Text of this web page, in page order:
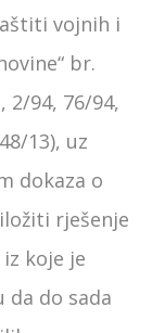
vojnih i
br.
2/94, 76/94,
13), uz
dokaza o
rješenje
koje je
do sada